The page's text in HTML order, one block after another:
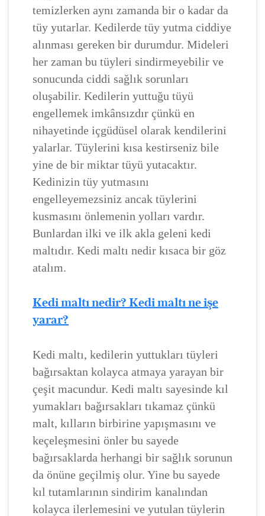
temizlerken aynı zamanda bir o kadar da
tüy yutarlar. Kedilerde tüy yutma ciddiye
alınması gereken bir durumdur. Mideleri
her zaman bu tüyleri sindirmeyebilir ve
sonucunda ciddi sağlık sorunları
oluşabilir. Kedilerin yuttuğu tüyü
engellemek imkânsızdır çünkü en
nihayetinde içgüdüsel olarak kendilerini
yalarlar. Tüylerini kısa kestirseniz bile
yine de bir miktar tüyü yutacaktır.
Kedinizin tüy yutmasını
engelleyemezsiniz ancak tüylerini
kusmasını önlemenin yolları vardır.
Bunlardan ilki ve ilk akla geleni kedi
maltıdır. Kedi maltı nedir kısaca bir göz
atalım.
Kedi maltı nedir? Kedi maltı ne işe
yarar?
Kedi maltı, kedilerin yuttukları tüyleri
bağırsaktan kolayca atmaya yarayan bir
çeşit macundur. Kedi maltı sayesinde kıl
yumakları bağırsakları tıkamaz çünkü
malt, kılların birbirine yapışmasını ve
keçeleşmesini önler bu sayede
bağırsaklarda herhangi bir sağlık sorunun
da önüne geçilmiş olur. Yine bu sayede
kıl tutamlarının sindirim kanalından
kolayca ilerlemesini ve yutulan tüylerin